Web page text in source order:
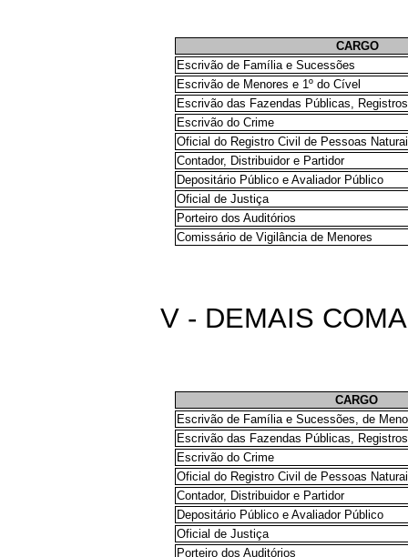
CARGO
Escrivão de Família e Sucessões
Escrivão de Menores e 1º do Cível
Escrivão das Fazendas Públicas,
Escrivão do Crime
Oficial do Registro Civil de Pessoas
Contador, Distribuidor e Partidor
Depositário Público e Avaliador Público
Oficial de Justiça
Porteiro dos Auditórios
Comissário de Vigilância de Menores
V - DEMAIS
CARGO
Escrivão de Família e Sucessões, de
Escrivão das Fazendas Públicas,
Escrivão do Crime
Oficial do Registro Civil de Pessoas
Contador, Distribuidor e Partidor
Depositário Público e Avaliador Público
Oficial de Justiça
Porteiro dos Auditórios